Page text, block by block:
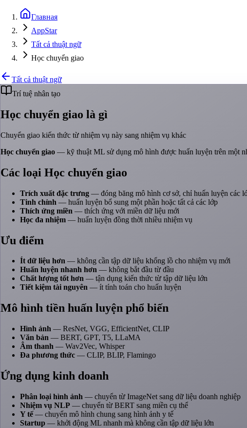
Главная
AppStar
Tất cả thuật ngữ
Học chuyển giao
Tất cả thuật ngữ
Trí tuệ nhân tạo
Học chuyển giao là gì
Chuyển giao kiến thức từ nhiệm vụ này sang nhiệm vụ khác
Học chuyển giao — kỹ thuật ML sử dụng mô hình được huấn luyện trên một
Các loại Học chuyển giao
Trích xuất đặc trưng — đóng băng mô hình cơ sở, chỉ huấn luyện các
Tinh chỉnh — huấn luyện bổ sung một phần hoặc tất cả các lớp
Thích ứng miền — thích ứng với miền dữ liệu mới
Học đa nhiệm — huấn luyện đồng thời nhiều nhiệm vụ
Ưu điểm
Ít dữ liệu hơn — không cần tập dữ liệu khổng lồ cho nhiệm vụ mới
Huấn luyện nhanh hơn — không bắt đầu từ đầu
Chất lượng tốt hơn — tận dụng kiến thức từ tập dữ liệu lớn
Tiết kiệm tài nguyên — ít tính toán cho huấn luyện
Mô hình tiền huấn luyện phổ biến
Hình ảnh — ResNet, VGG, EfficientNet, CLIP
Văn bản — BERT, GPT, T5, LLaMA
Âm thanh — Wav2Vec, Whisper
Đa phương thức — CLIP, BLIP, Flamingo
Ứng dụng kinh doanh
Phân loại hình ảnh — chuyển từ ImageNet sang dữ liệu doanh nghiệp
Nhiệm vụ NLP — chuyển từ BERT sang miền cụ thể
Y tế— chuyển mô hình chung sang hình ảnh y tế
Startup — khởi động ML nhanh mà không cần tập dữ liệu lớn